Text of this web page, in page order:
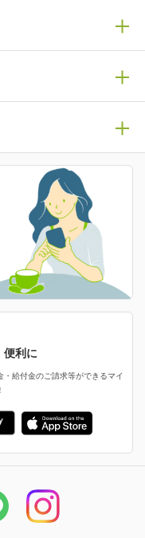
メディア
かる！
ン
など
ス
便利に
給付金のご請求等ができるマイ